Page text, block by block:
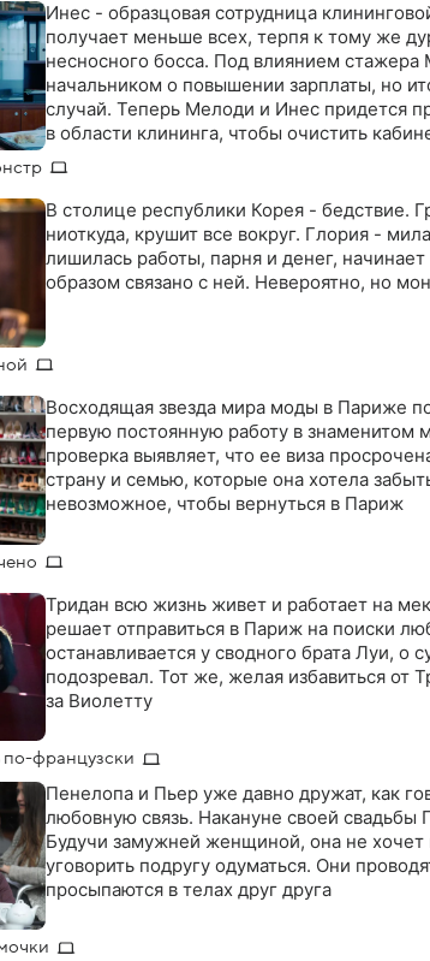
Инес - образцовая сотрудница
получает меньше всех, терпя к тому же
несносного босса. Под влиянием
начальником о повышении зарплаты, но
случай. Теперь Мелоди и Инес придется
в области клининга, чтобы очистить
В столице республики Корея - бедствие.
ниоткуда, крушит все вокруг. Глория -
лишилась работы, парня и денег,
образом связано с ней. Невероятно, но
Восходящая звезда мира моды в Париже
первую постоянную работу в
проверка выявляет, что ее виза
страну и семью, которые она хотела
невозможное, чтобы вернуться в Париж
Тридан всю жизнь живет и работает на
решает отправиться в Париж на поиски
останавливается у сводного брата Луи, о
подозревал. Тот же, желая избавиться от
за Виолетту
французски
Пенелопа и Пьер уже давно дружат, как
любовную связь. Накануне своей
Будучи замужней женщиной, она не
уговорить подругу одуматься. Они
просыпаются в телах друг друга